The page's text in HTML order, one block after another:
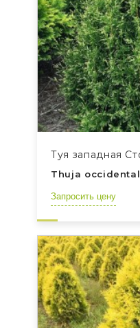
Туя западная
Thuja
Запросить цену